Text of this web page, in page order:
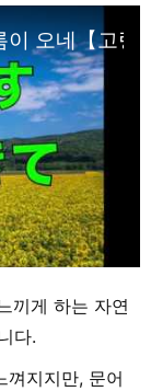
이 오네【고령
끼게 하는 자연
다.
껴지지만, 문어